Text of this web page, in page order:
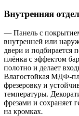
Внутренняя
— Панель с
внутренней или
двери и
плёнка с эффектом
полотно и делает
Влагостойкая МДФ-
фрезеровку и
температуры.
фрезами и сохраняет
на кромках.